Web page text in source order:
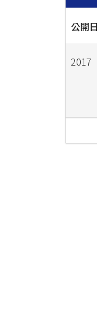
公開
2017